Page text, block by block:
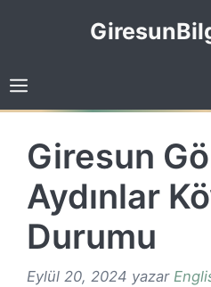
Giresun
Aydınlar
Durumu
Eylül 20, 2024 yazar